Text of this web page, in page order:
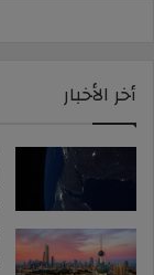
أخر الأخبار